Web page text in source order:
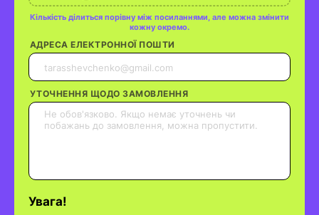
Кількість ділиться порівну між посиланнями, але можна змінити
кожну окремо.
АДРЕСА ЕЛЕКТРОННОЇ ПОШТИ
УТОЧНЕННЯ ЩОДО ЗАМОВЛЕННЯ
Увага!